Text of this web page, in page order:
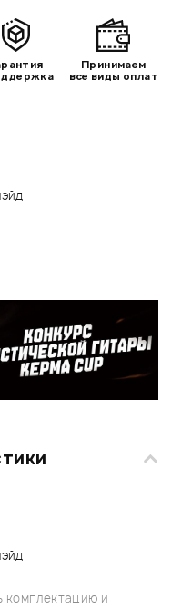
Принимаем
все виды оплат
комплектацию и